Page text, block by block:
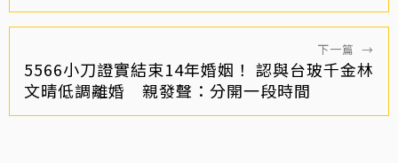
下一篇 →
5566小刀證實結束14年婚姻！ 認與台玻千金林
文晴低調離婚 親發聲：分開一段時間